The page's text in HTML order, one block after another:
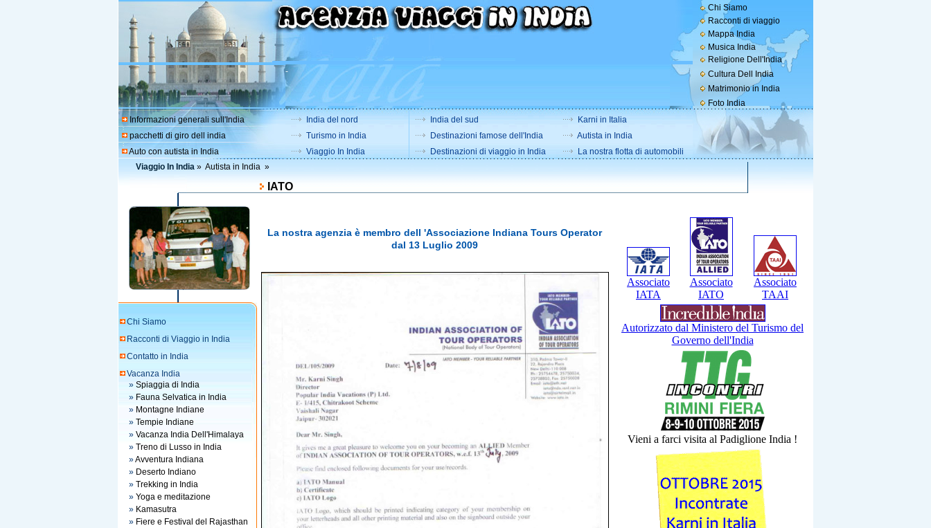
Chi Siamo
Racconti di viaggio
Mappa India
Musica India
Religione Dell'India
-
Cultura Dell India
Matrimonio in India
Foto India
Informazioni generali sull'India
pacchetti di giro dell india
Auto con autista in India
India del nord
Turismo in India
Viaggio In India
India del sud
Destinazioni famose dell'India
Destinazioni di viaggio in India
Karni in Italia
Autista in India
La nostra flotta di automobili
Viaggio In India» Autista in India »
IATO
Chi Siamo
Racconti di Viaggio in India
Contatto in India
Vacanza India
» Spiaggia di India
» Fauna Selvatica in India
» Montagne Indiane
» Tempie Indiane
» Vacanza India Dell'Himalaya
» Treno di Lusso in India
»Avventura Indiana
» Deserto Indiano
» Trekking in India
» Yoga e meditazione
» Kamasutra
» Fiere e Festival del Rajasthan
Associato
IATA
Associato
IATO
Associato
TAAI
Autorizzato dal Ministero del Turismo del
Governo dell'India
Vieni a farci visita al Padiglione India !
La nostra agenzia è membro dell 'Associazione Indiana Tours Operator
dal 13 Luglio 2009